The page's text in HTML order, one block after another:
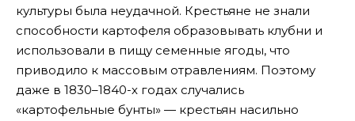
культуры была неудачной. Крестьяне не знали
способности картофеля образовывать клубни и
использовали в пищу семенные ягоды, что
приводило к массовым отравлениям. Поэтому
даже в 1830–1840-х годах случались
«картофельные бунты» — крестьян насильно